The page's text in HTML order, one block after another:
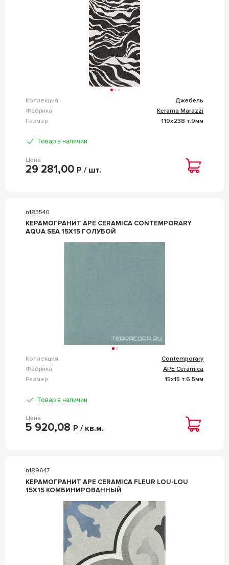
Коллекция
Джебель
Фабрика
Kerama Marazzi
Размер
119x238 т.9мм
Товар в наличии
Цена
29 281,00 Р / шт.
n183540
КЕРАМОГРАНИТ APE CERAMICA CONTEMPORARY
AQUA SEA 15X15 ГОЛУБОЙ
Коллекция
Contemporary
Фабрика
APE Ceramica
Размер
15x15 т.6.5мм
Товар в наличии
Цена
5 920,08 Р / кв.м.
n189647
КЕРАМОГРАНИТ APE CERAMICA FLEUR LOU-LOU
15X15 КОМБИНИРОВАННЫЙ